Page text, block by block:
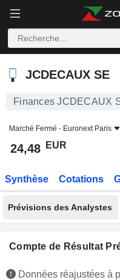
JCDECAUX SE
JCDECAUX SE
Finances JCDECAUX
Marché Fermé - Euronext Paris
24,48 EUR
Synthèse Cotations
Prévisions des Analystes
Compte de Résultat
Données réajustées à